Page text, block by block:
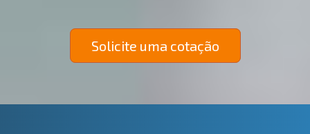
Solicite uma cotação